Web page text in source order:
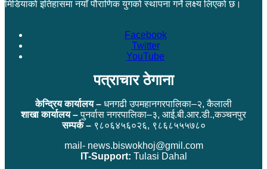
मिडियाको इतिहासमा नयाँ पौराणिक युगको स्थापना गर्ने लक्ष्य लिएको छ।
Facebook
Twitter
YouTube
पत्राचार ठेगाना
केन्द्रिय कार्यालय – धनगढी उपमहानगरपालिका–२, कैलाली
शाखा कार्यालय –पुनर्वास नगरपालिका–३, आई.बी.आर.डी.,कञ्चनपुर
सम्पर्क –९८०६४५६०२६, ९८६८५५५७८०
mail- news.biswokhoj@gmil.com
IT-Support: Tulasi Dahal